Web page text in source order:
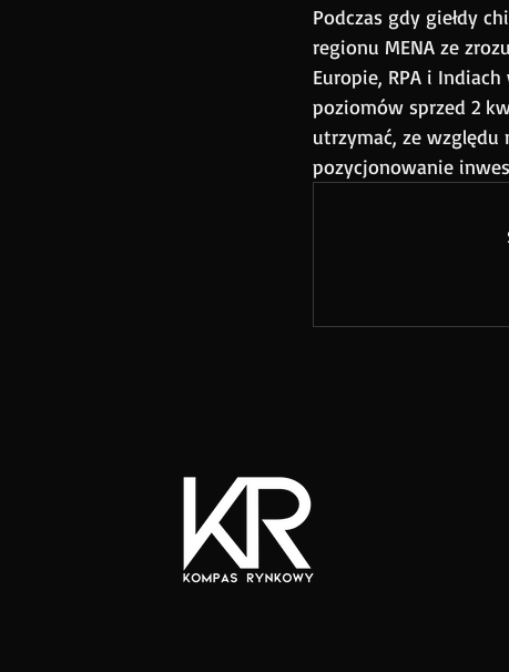
Podczas gdy giełdy
regionu MENA ze
Europie, RPA i
poziomów sprzed 2
utrzymać, ze względu
pozycjonowanie